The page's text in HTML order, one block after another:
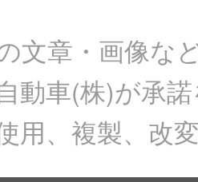
文章・画像な
動車(株)が承
用、複製、改